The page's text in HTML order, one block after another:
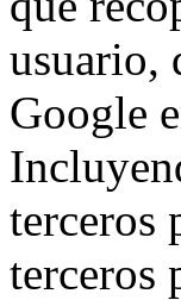
usuario,
Google
terceros
terceros